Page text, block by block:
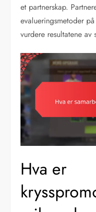
et partnerskap.
evalueringsmetoder
vurdere resultatene
Hva er